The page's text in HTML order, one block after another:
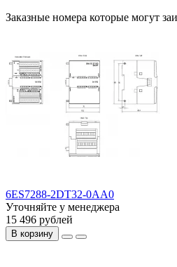
Заказные номера которые могут
6ES7288-2DT32-0AA0
Уточняйте у менеджера
15 496 рублей
В корзину